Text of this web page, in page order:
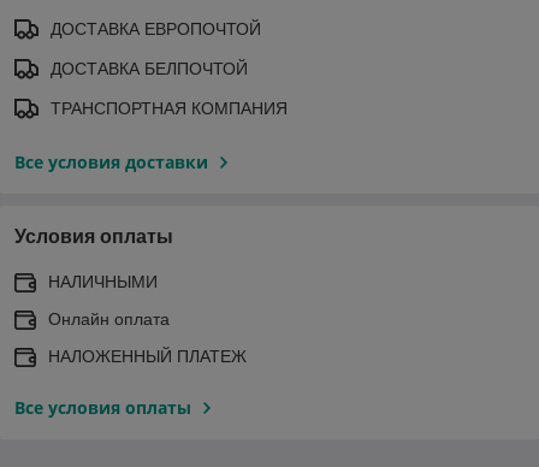
ДОСТАВКА ЕВРОПОЧТОЙ
ДОСТАВКА БЕЛПОЧТОЙ
ТРАНСПОРТНАЯ КОМПАНИЯ
Все условия доставки
Условия оплаты
НАЛИЧНЫМИ
Онлайн оплата
НАЛОЖЕННЫЙ ПЛАТЕЖ
Все условия оплаты